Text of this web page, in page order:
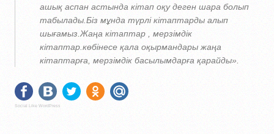
ашық аспан астында кітап оқу деген шара болып
табылады.Біз мұнда түрлі кітаптарды алып
шығамыз.Жаңа кітаптар , мерзімдік
кітаптар.көбінесе қала оқырмандары жаңа
кітаптарға, мерзімдік басылымдарға қарайды».
Social Like WordPress